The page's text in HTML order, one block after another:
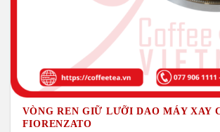
VÒNG REN GIỮ LƯỠI DAO MÁY XAY
FIORENZATO